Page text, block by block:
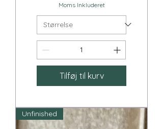
Moms Inkluderet
Tilføj til kurv
Unfinished